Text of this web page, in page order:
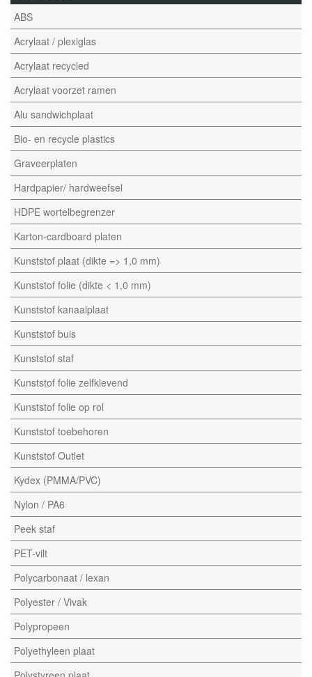
ABS
Acrylaat / plexiglas
Acrylaat recycled
Acrylaat voorzet ramen
Alu sandwichplaat
Bio- en recycle plastics
Graveerplaten
Hardpapier/ hardweefsel
HDPE wortelbegrenzer
Karton-cardboard platen
Kunststof plaat (dikte => 1,0 mm)
Kunststof folie (dikte < 1,0 mm)
Kunststof kanaalplaat
Kunststof buis
Kunststof staf
Kunststof folie zelfklevend
Kunststof folie op rol
Kunststof toebehoren
Kunststof Outlet
Kydex (PMMA/PVC)
Nylon / PA6
Peek staf
PET-vilt
Polycarbonaat / lexan
Polyester / Vivak
Polypropeen
Polyethyleen plaat